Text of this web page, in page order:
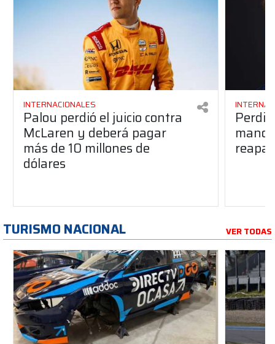
INTERNACIONALES
Palou perdió el juicio contra
McLaren y deberá pagar
más de 10 millones de
dólares
TURISMO NACIONAL VER TODAS